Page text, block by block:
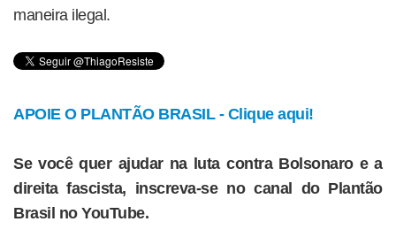
maneira ilegal.
APOIE O PLANTÃO BRASIL - Clique aqui!
Se você quer ajudar na luta contra Bolsonaro e a
direita fascista, inscreva-se no canal do Plantão
Brasil no YouTube.